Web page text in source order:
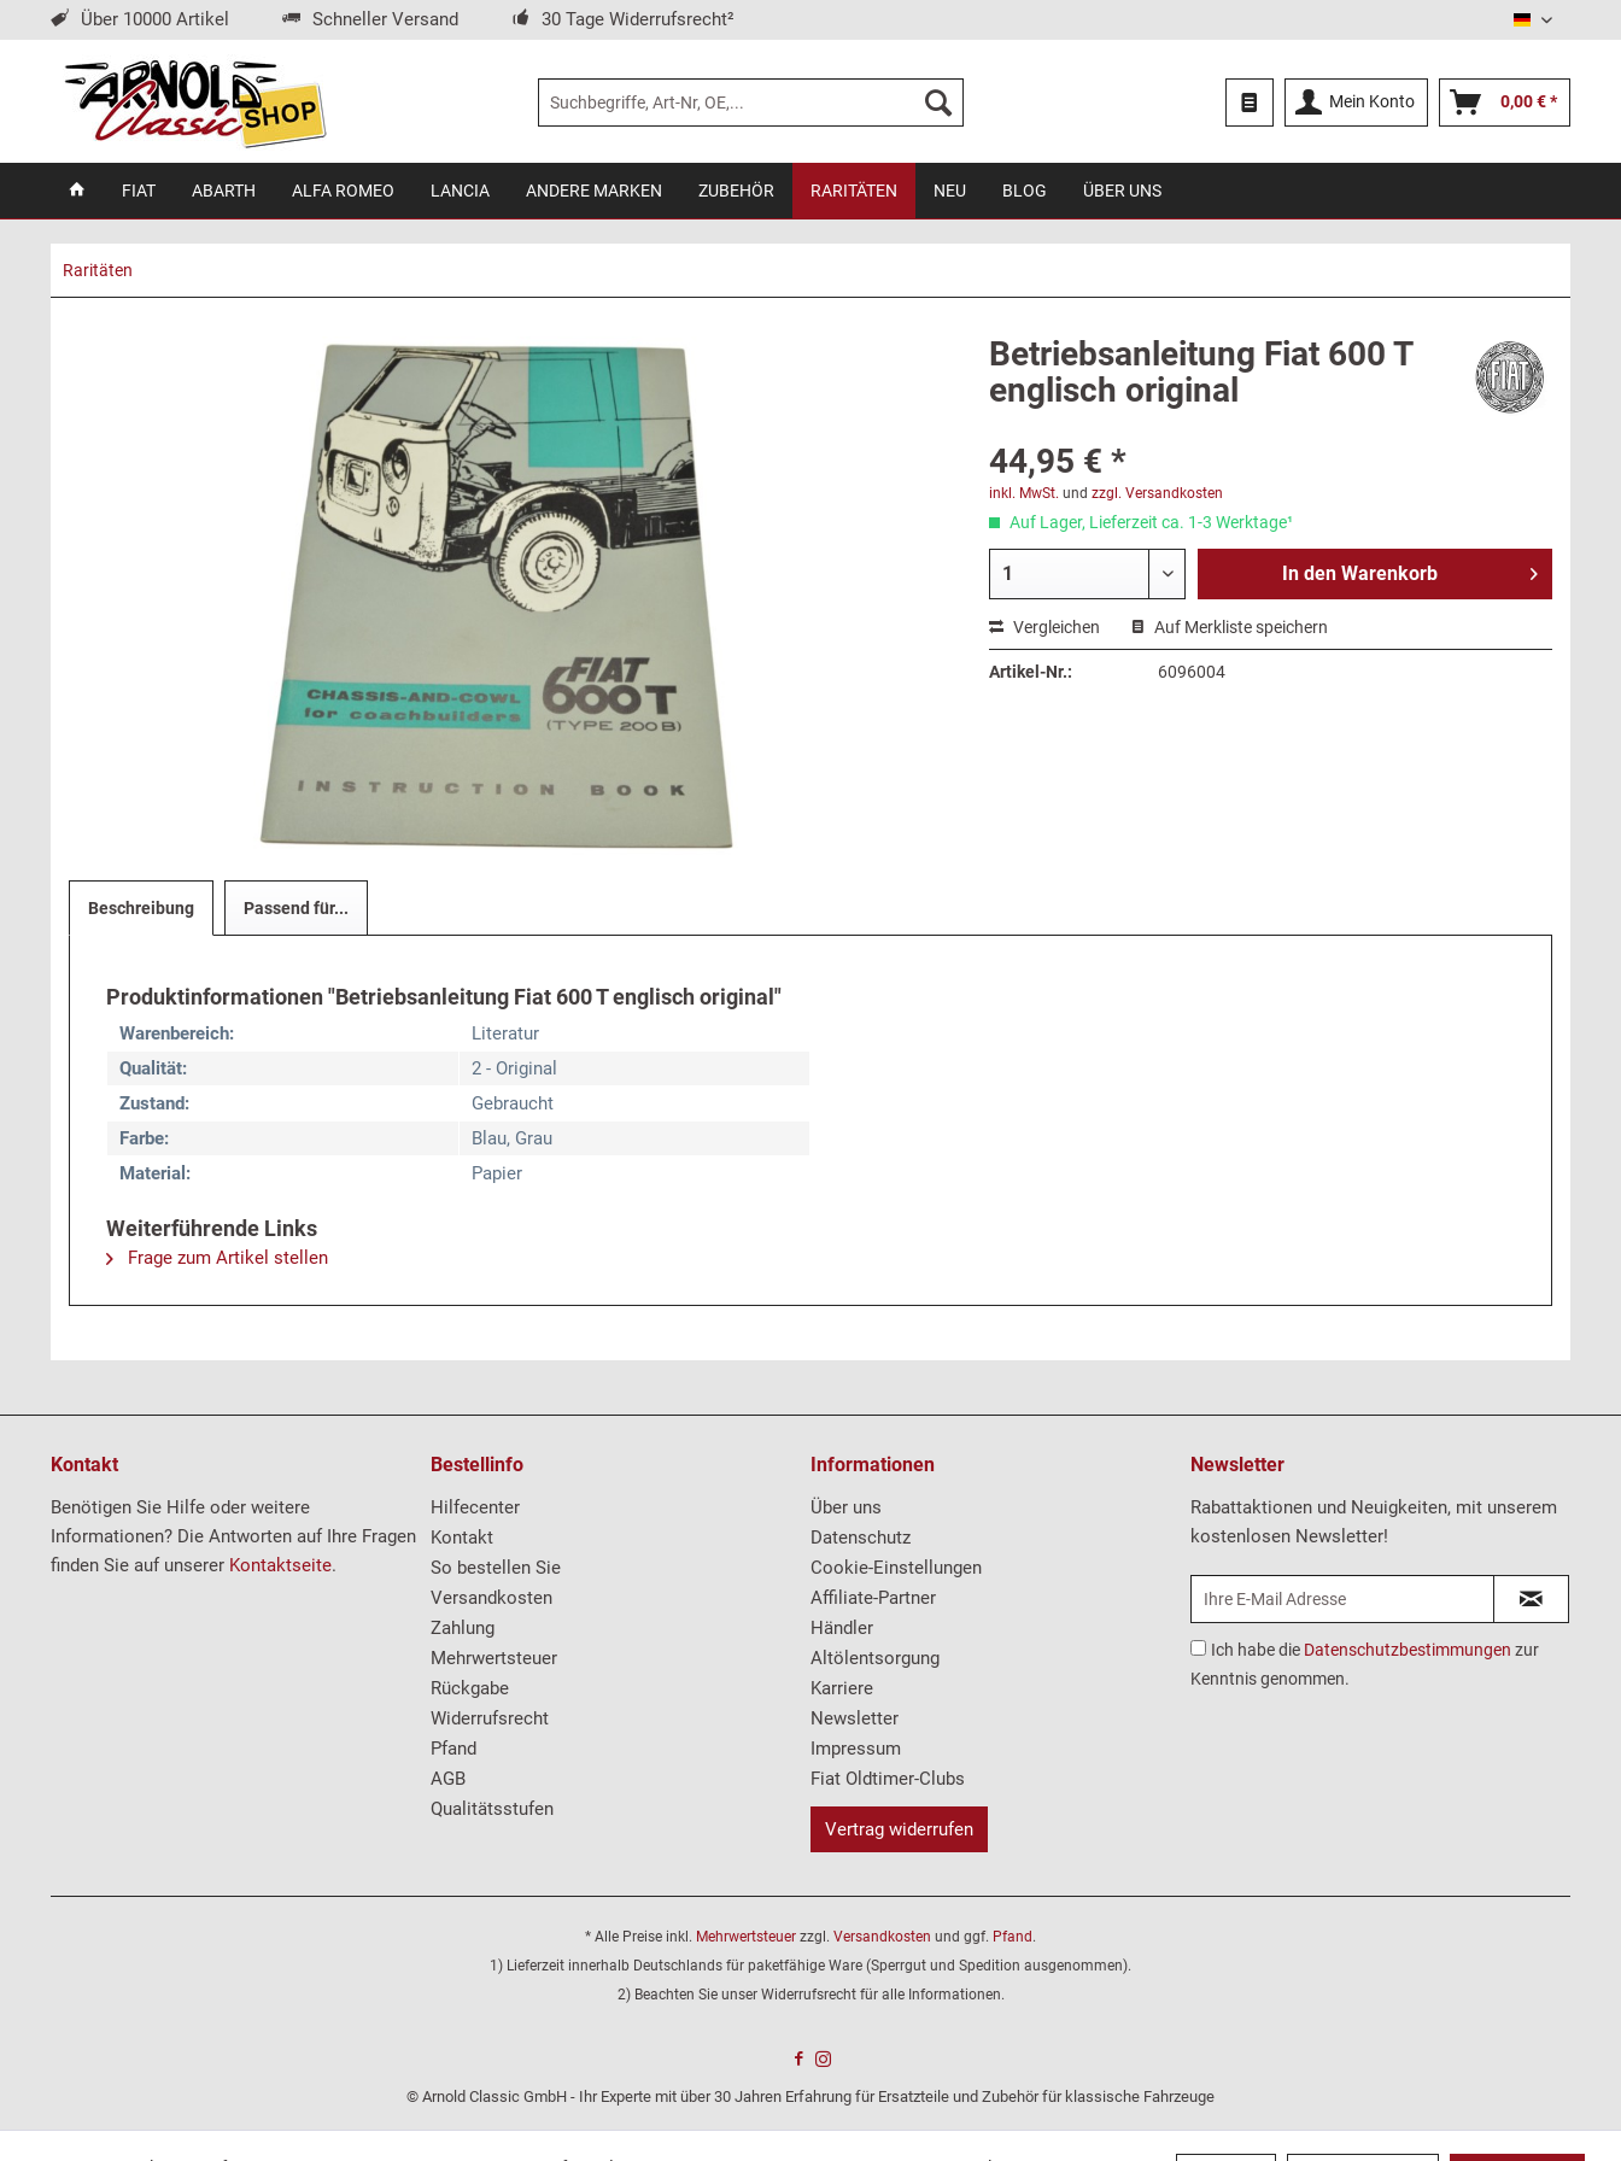
Über 10000 Artikel Schneller Versand 30 Tage Widerrufsrecht² Deutsch
Mein Konto 0,00 € *
FIAT ABARTH ALFA ROMEO LANCIA ANDERE MARKEN ZUBEHÖR RARITÄTEN NEU BLOG ÜBER UNS
Raritäten
Betriebsanleitung Fiat 600 T
englisch original
44,95 € *
inkl. MwSt. und zzgl. Versandkosten
Auf Lager, Lieferzeit ca. 1-3 Werktage¹
In den Warenkorb
Vergleichen Auf Merkliste speichern
Artikel-Nr.: 6096004
Beschreibung Passend für...
Produktinformationen "Betriebsanleitung Fiat 600 T englisch original"
Warenbereich:
Literatur
Qualität:
2 - Original
Zustand:
Gebraucht
Farbe:
Blau, Grau
Material:
Papier
Weiterführende Links
Frage zum Artikel stellen
Kontakt
Benötigen Sie Hilfe oder weitere
Informationen? Die Antworten auf Ihre Fragen
finden Sie auf unserer Kontaktseite.
Bestellinfo
Hilfecenter
Kontakt
So bestellen Sie
Versandkosten
Zahlung
Mehrwertsteuer
Rückgabe
Widerrufsrecht
Pfand
AGB
Qualitätsstufen
Informationen
Über uns
Datenschutz
Cookie-Einstellungen
Affiliate-Partner
Händler
Altölentsorgung
Karriere
Newsletter
Impressum
Fiat Oldtimer-Clubs
Vertrag widerrufen
Newsletter
Rabattaktionen und Neuigkeiten, mit unserem
kostenlosen Newsletter!
Ich habe die Datenschutzbestimmungen zur
Kenntnis genommen.
* Alle Preise inkl. Mehrwertsteuer zzgl. Versandkosten und ggf. Pfand .
1) Lieferzeit innerhalb Deutschlands für paketfähige Ware (Sperrgut und Spedition ausgenommen).
2) Beachten Sie unser Widerrufsrecht für alle Informationen.
© Arnold Classic GmbH - Ihr Experte mit über 30 Jahren Erfahrung für Ersatzteile und Zubehör für klassische Fahrzeuge